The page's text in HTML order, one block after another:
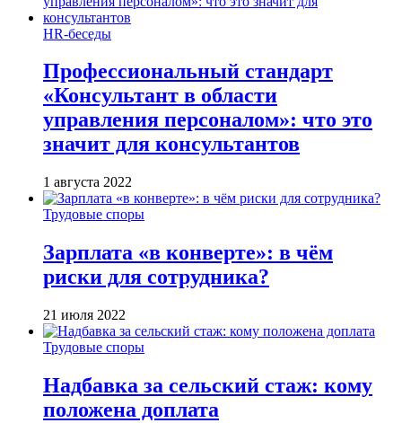
HR-беседы
Профессиональный стандарт
«Консультант в области
управления персоналом»: что это
значит для консультантов
1 августа 2022
Трудовые споры
Зарплата «в конверте»: в чём
риски для сотрудника?
21 июля 2022
Трудовые споры
Надбавка за сельский стаж: кому
положена доплата